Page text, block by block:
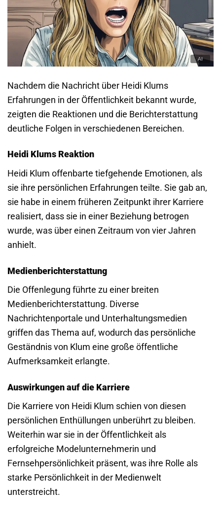
Nachdem die Nachricht über Heidi Klums
Erfahrungen in der Öffentlichkeit bekannt wurde,
zeigten die Reaktionen und die Berichterstattung
deutliche Folgen in verschiedenen Bereichen.
Heidi Klums Reaktion
Heidi Klum offenbarte tiefgehende Emotionen, als
sie ihre persönlichen Erfahrungen teilte. Sie gab an,
sie habe in einem früheren Zeitpunkt ihrer Karriere
realisiert, dass sie in einer Beziehung betrogen
wurde, was über einen Zeitraum von vier Jahren
anhielt.
Medienberichterstattung
Die Offenlegung führte zu einer breiten
Medienberichterstattung. Diverse
Nachrichtenportale und Unterhaltungsmedien
griffen das Thema auf, wodurch das persönliche
Geständnis von Klum eine große öffentliche
Aufmerksamkeit erlangte.
Auswirkungen auf die Karriere
Die Karriere von Heidi Klum schien von diesen
persönlichen Enthüllungen unberührt zu bleiben.
Weiterhin war sie in der Öffentlichkeit als
erfolgreiche Modelunternehmerin und
Fernsehpersönlichkeit präsent, was ihre Rolle als
starke Persönlichkeit in der Medienwelt
unterstreicht.